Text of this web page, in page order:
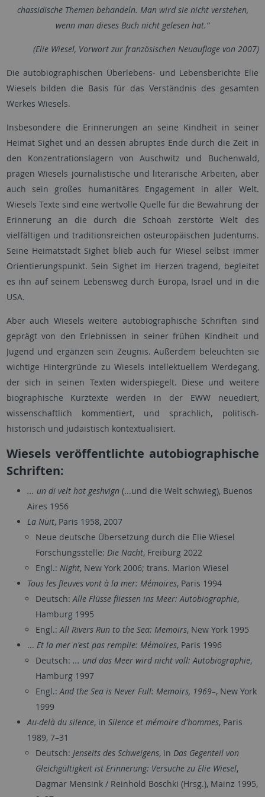
chassidische Themen behandeln. Man wird sie nicht verstehen,
wenn man dieses Buch nicht gelesen hat.“
(Elie Wiesel, Vorwort zur französischen Neuauflage von 2007)
Die autobiographischen Überlebens- und Lebensberichte Elie
Wiesels bilden die Basis für das Verständnis des gesamten
Werkes Wiesels.
Insbesondere die Erinnerungen an seine Kindheit in seiner
Heimat Sighet und an dessen abruptes Ende durch die Zeit in
den Konzentrationslagern von Auschwitz und Buchenwald,
prägen Wiesels journalistische und literarische Arbeiten, aber
auch sein großes humanitäres Engagement in aller Welt.
Wiesels Texte sind eine wertvolle Quelle für die Bewahrung der
Erinnerung an die durch die Schoah zerstörte Welt des
vielfältigen und traditionsreichen osteuropäischen Judentums.
Seine Heimatstadt Sighet blieb auch für Wiesel selbst immer
Orientierungspunkt. Sein Sighet im Herzen tragend, begleitet
es ihn auf seinem Lebensweg durch Europa, Israel und in die
USA.
Aber auch Wiesels weitere autobiographische Schriften sind
geprägt von den Erlebnissen in seiner frühen Kindheit und
Jugend und ergänzen sein Zeugnis. Außerdem beleuchten sie
wichtige Hintergründe zu Wiesels intellektuellem Werdegang,
der sich in seinen Texten widerspiegelt. Diese und weitere
biographische Kurztexte werden in der EWW neuediert,
wissenschaftlich kommentiert, und sprachlich, politisch-
historisch und judaistisch kontextualisiert.
Wiesels veröffentlichte autobiographische
Schriften:
... un di velt hot geshvign (...und die Welt schwieg), Buenos
Aires 1956
La Nuit, Paris 1958, 2007
Neue deutsche Übersetzung durch die Elie Wiesel
Forschungsstelle: Die Nacht, Freiburg 2022
Engl.: Night, New York 2006; trans. Marion Wiesel
Tous les fleuves vont à la mer: Mémoires, Paris 1994
Deutsch: Alle Flüsse fliessen ins Meer: Autobiographie,
Hamburg 1995
Engl.: All Rivers Run to the Sea: Memoirs, New York 1995
... Et la mer n'est pas remplie: Mémoires, Paris 1996
Deutsch: ... und das Meer wird nicht voll: Autobiographie,
Hamburg 1997
Engl.: And the Sea is Never Full: Memoirs, 1969–, New York
1999
Au-delà du silence, in Silence et mémoire d'hommes, Paris
1989, 7–31
Deutsch: Jenseits des Schweigens, in Das Gegenteil von
Gleichgültigkeit ist Erinnerung: Versuche zu Elie Wiesel,
Dagmar Mensink / Reinhold Boschki (Hrsg.), Mainz 1995,